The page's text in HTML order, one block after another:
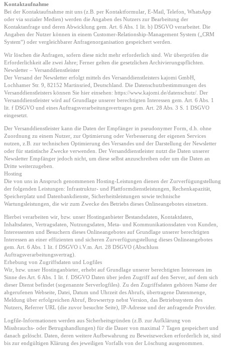
Kontaktaufnahme
Bei der Kontaktaufnahme mit uns (z.B. per Kontaktformular, E-Mail, Telefon, WhatsApp
oder via sozialer Medien) werden die Angaben des Nutzers zur Bearbeitung der
Kontaktanfrage und deren Abwicklung gem. Art. 6 Abs. 1 lit. b) DSGVO verarbeitet. Die
Angaben der Nutzer können in einem Customer-Relationship-Management System („CRM
System“) oder vergleichbarer Anfragenorganisation gespeichert werden.
Wir löschen die Anfragen, sofern diese nicht mehr erforderlich sind. Wir überprüfen die
Erforderlichkeit alle zwei Jahre; Ferner gelten die gesetzlichen Archivierungspflichten.
Newsletter – Versanddienstleister
Der Versand der Newsletter erfolgt mittels des Versanddienstleisters kajomi GmbH,
Lochhamer Str. 9, 82152 Martinsried, Deutschland. Die Datenschutzbestimmungen des
Versanddienstleisters können Sie hier einsehen: https://www.kajomi.de/datenschutz/. Der
Versanddienstleister wird auf Grundlage unserer berechtigten Interessen gem. Art. 6 Abs. 1
lit. f DSGVO und eines Auftragsverarbeitungsvertrages gem. Art. 28 Abs. 3 S. 1 DSGVO
eingesetzt.
Der Versanddienstleister kann die Daten der Empfänger in pseudonymer Form, d.h. ohne
Zuordnung zu einem Nutzer, zur Optimierung oder Verbesserung der eigenen Services
nutzen, z.B. zur technischen Optimierung des Versandes und der Darstellung der Newsletter
oder für statistische Zwecke verwenden. Der Versanddienstleister nutzt die Daten unserer
Newsletter Empfänger jedoch nicht, um diese selbst anzuschreiben oder um die Daten an
Dritte weiterzugeben.
Hosting
Die von uns in Anspruch genommenen Hosting-Leistungen dienen der Zurverfügungstellung
der folgenden Leistungen: Infrastruktur- und Plattformdienstleistungen, Rechenkapazität,
Speicherplatz und Datenbankdienste, Sicherheitsleistungen sowie technische
Wartungsleistungen, die wir zum Zwecke des Betriebs dieses Onlineangebotes einsetzen.
Hierbei verarbeiten wir, bzw. unser Hostinganbieter Bestandsdaten, Kontaktdaten,
Inhaltsdaten, Vertragsdaten, Nutzungsdaten, Meta- und Kommunikationsdaten von Kunden,
Interessenten und Besuchern dieses Onlineangebotes auf Grundlage unserer berechtigten
Interessen an einer effizienten und sicheren Zurverfügungstellung dieses Onlineangebotes
gem. Art. 6 Abs. 1 lit. f DSGVO i.V.m. Art. 28 DSGVO (Abschluss
Auftragsverarbeitungsvertrag).
Erhebung von Zugriffsdaten und Logfiles
Wir, bzw. unser Hostinganbieter, erhebt auf Grundlage unserer berechtigten Interessen im
Sinne des Art. 6 Abs. 1 lit. f. DSGVO Daten über jeden Zugriff auf den Server, auf dem sich
dieser Dienst befindet (sogenannte Serverlogfiles). Zu den Zugriffsdaten gehören Name der
abgerufenen Webseite, Datei, Datum und Uhrzeit des Abrufs, übertragene Datenmenge,
Meldung über erfolgreichen Abruf, Browsertyp nebst Version, das Betriebssystem des
Nutzers, Referrer URL (die zuvor besuchte Seite), IP-Adresse und der anfragende Provider.
Logfile-Informationen werden aus Sicherheitsgründen (z.B. zur Aufklärung von
Missbrauchs- oder Betrugshandlungen) für die Dauer von maximal 7 Tagen gespeichert und
danach gelöscht. Daten, deren weitere Aufbewahrung zu Beweiszwecken erforderlich ist, sind
bis zur endgültigen Klärung des jeweiligen Vorfalls von der Löschung ausgenommen.